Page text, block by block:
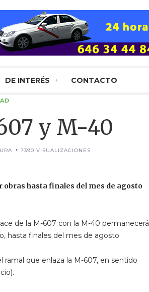
DE INTERÉS CONTACTO
y M-40
7390 VISUALIZACIONES
hasta finales del mes de agosto
de la M-607 con la M-40 permanecerá
hasta finales del mes de agosto.
ramal que enlaza la M-607, en sentido